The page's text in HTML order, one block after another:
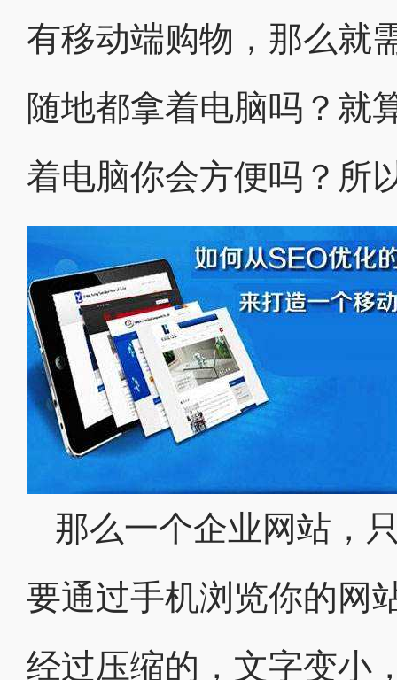
有移动端购物，那么就
随地都拿着电脑吗？就
着电脑你会方便吗？所
那么一个企业网站，
要通过手机浏览你的网
经过压缩的，文字变小